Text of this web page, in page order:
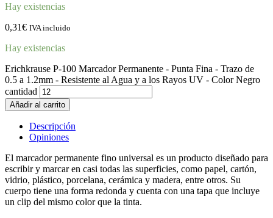
Hay existencias
0,31€ IVA incluido
Hay existencias
Erichkrause P-100 Marcador Permanente - Punta Fina - Trazo de
0.5 a 1.2mm - Resistente al Agua y a los Rayos UV - Color Negro
cantidad
Añadir al carrito
Descripción
Opiniones
El marcador permanente fino universal es un producto diseñado para
escribir y marcar en casi todas las superficies, como papel, cartón,
vidrio, plástico, porcelana, cerámica y madera, entre otros. Su
cuerpo tiene una forma redonda y cuenta con una tapa que incluye
un clip del mismo color que la tinta.